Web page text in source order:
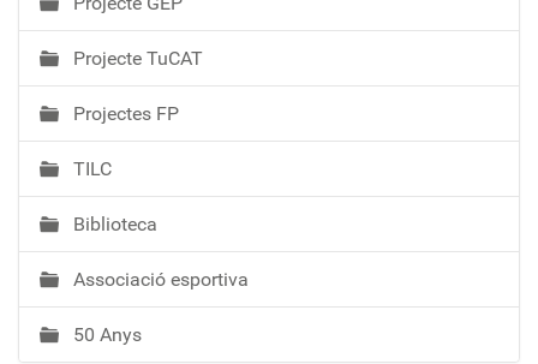
Projecte TuCAT
Projectes FP
TILC
Biblioteca
Associació esportiva
50 Anys